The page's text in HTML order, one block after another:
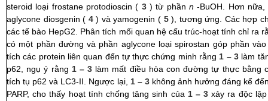
steroid loại frostane protodioscin ( 3) từ phầnn -BuOH. Hơn
aglycone diosgenin ( 4) và yamogenin ( 5), tương ứng. Các hợp
các tế bào HepG2. Phân tích mối quan hệ cấu trúc-hoạt tính chỉ ra
có một phần đường và phần aglycone loại spirostan góp phần
tích các protein liên quan đến tự thực chứng minh rằng 1 – 3làm
p62, ngụ ý rằng 1 – 3 làm mất điều hòa con đường tự thực bằng
tích tụ p62 và LC3-II. Ngược lại, 1 – 3không ảnh hưởng đáng kể
PARP, cho thấy hoạt tính chống tăng sinh của 1 – 3 xảy ra độc